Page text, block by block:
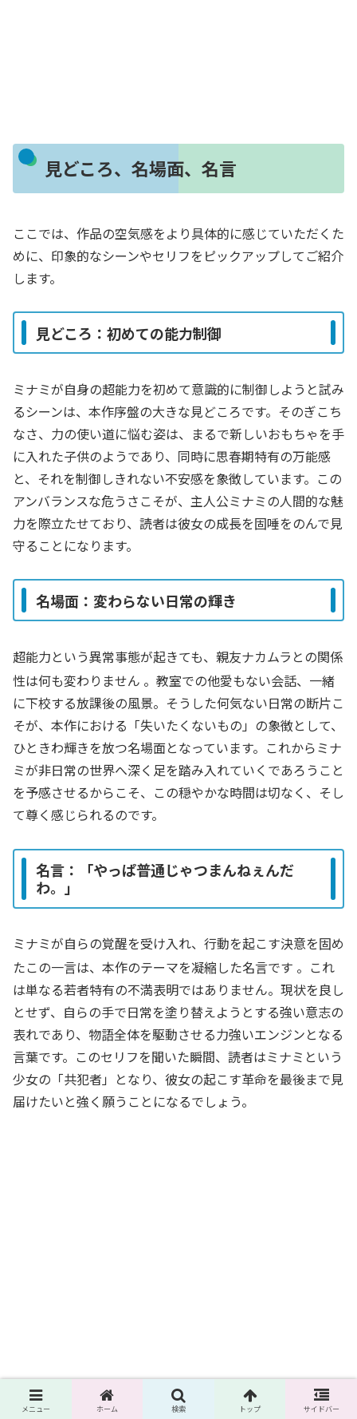
見どころ、名場面、名言
ここでは、作品の空気感をより具体的に感じていただくた
めに、印象的なシーンやセリフをピックアップしてご紹介
します。
見どころ：初めての能力制御
ミナミが自身の超能力を初めて意識的に制御しようと試み
るシーンは、本作序盤の大きな見どころです。そのぎこち
なさ、力の使い道に悩む姿は、まるで新しいおもちゃを手
に入れた子供のようであり、同時に思春期特有の万能感
と、それを制御しきれない不安感を象徴しています。この
アンバランスな危うさこそが、主人公ミナミの人間的な魅
力を際立たせており、読者は彼女の成長を固唾をのんで見
守ることになります。
名場面：変わらない日常の輝き
超能力という異常事態が起きても、親友ナカムラとの関係
性は何も変わりません 。教室での他愛もない会話、一緒
に下校する放課後の風景。そうした何気ない日常の断片こ
そが、本作における「失いたくないもの」の象徴として、
ひときわ輝きを放つ名場面となっています。これからミナ
ミが非日常の世界へ深く足を踏み入れていくであろうこと
を予感させるからこそ、この穏やかな時間は切なく、そし
て尊く感じられるのです。
名言：「やっぱ普通じゃつまんねぇんだ
わ。」
ミナミが自らの覚醒を受け入れ、行動を起こす決意を固め
たこの一言は、本作のテーマを凝縮した名言です 。これ
は単なる若者特有の不満表明ではありません。現状を良し
とせず、自らの手で日常を塗り替えようとする強い意志の
表れであり、物語全体を駆動させる力強いエンジンとなる
言葉です。このセリフを聞いた瞬間、読者はミナミという
少女の「共犯者」となり、彼女の起こす革命を最後まで見
届けたいと強く願うことになるでしょう。
メニュー ホーム 検索 トップ サイドバー